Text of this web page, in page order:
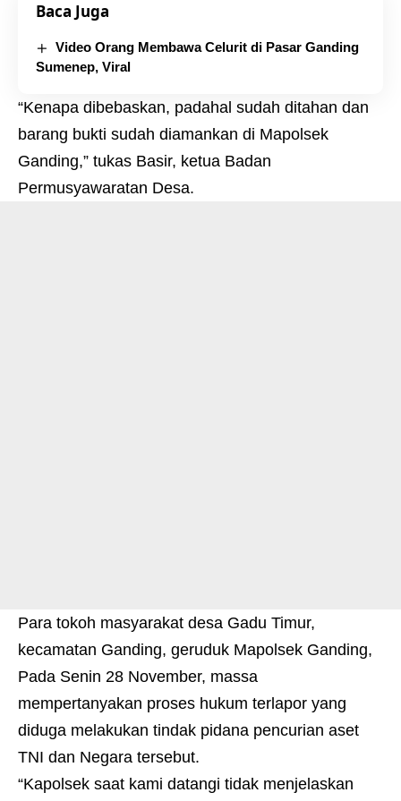
Baca Juga
Video Orang Membawa Celurit di Pasar Ganding
Sumenep, Viral
“Kenapa dibebaskan, padahal sudah ditahan dan
barang bukti sudah diamankan di Mapolsek
Ganding,” tukas Basir, ketua Badan
Permusyawaratan Desa.
Para tokoh masyarakat desa Gadu Timur,
kecamatan Ganding, geruduk Mapolsek Ganding,
Pada Senin 28 November, massa
mempertanyakan proses hukum terlapor yang
diduga melakukan tindak pidana pencurian aset
TNI dan Negara tersebut.
“Kapolsek saat kami datangi tidak menjelaskan